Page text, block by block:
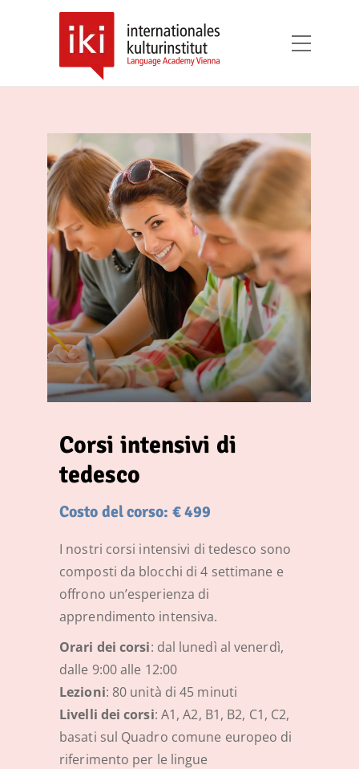
Corsi intensivi di
tedesco
Costo del corso: € 499
I nostri corsi intensivi di tedesco sono
composti da blocchi di 4 settimane e
offrono un’esperienza di
apprendimento intensiva.
Orari dei corsi: dal lunedì al venerdì,
dalle 9:00 alle 12:00
Lezioni: 80 unità di 45 minuti
Livelli dei corsi: A1, A2, B1, B2, C1, C2,
basati sul Quadro comune europeo di
riferimento per le lingue